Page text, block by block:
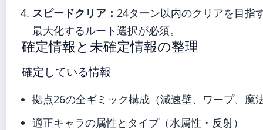
スピードクリア：24ターン以内のクリアを目指
最大化するルート選択が必須。
確定情報と未確定情報の整理
確定している情報
拠点26の全ギミック構成（減速壁、ワープ、魔
適正キャラの属性とタイプ（水属性・反射）